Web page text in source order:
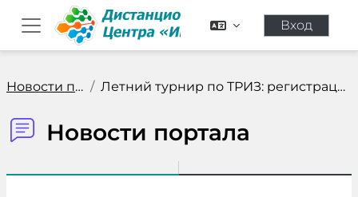
Перейти к основному содержанию
Боковая панель
Вход
Новости портала Летний турнир по ТРИЗ: регистрация участников нача...
Новости портала